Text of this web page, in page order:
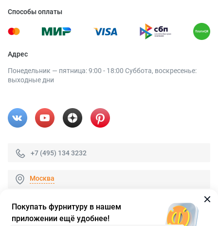
Способы оплаты
Адрес
Понедельник — пятница: 9:00 - 18:00 Суббота, воскресенье:
выходные дни
+7 (495) 134 3232
Москва
© 2026 «FieraShop.ru»
Покупать фурнитуру в нашем
приложении ещё удобнее!